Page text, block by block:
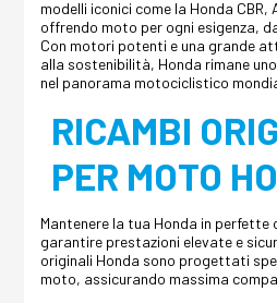
modelli iconici come la Honda CBR,
offrendo moto per ogni esigenza,
Con motori potenti e una grande
alla sostenibilità, Honda rimane
nel panorama motociclistico
RICAMBI
PER MOTO
Mantenere la tua Honda in perfette
garantire prestazioni elevate e
originali Honda sono progettati
moto, assicurando massima